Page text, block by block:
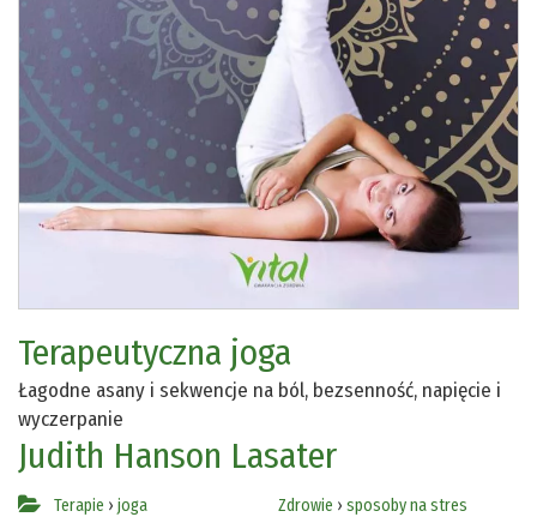
Terapeutyczna joga
Łagodne asany i sekwencje na ból, bezsenność, napięcie i
wyczerpanie
Judith Hanson Lasater
Terapie › joga
Zdrowie › sposoby na stres